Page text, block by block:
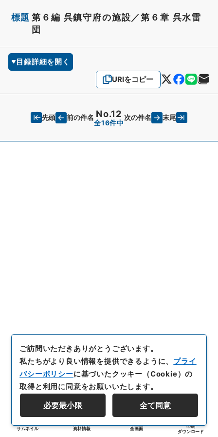
標題 第６編 呉鎮守府の施設／第６章 呉水雷
団
目録詳細を開く
URIをコピー
先頭 前の件名 No.12
全16件中
次の件名 末尾
サムネイル 資料情報 全画面
印刷
ダウンロード
ご訪問いただきありがとうございます。
私たちがより良い情報を提供できるように、 プライ
バシーポリシーに基づいたクッキー（Cookie）の
取得と利用に同意をお願いいたします。
必要最小限 全て同意